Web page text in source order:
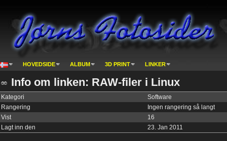
HOVEDSIDE ALBUM 3D PRINT LINKER
Info om linken: RAW-filer i Linux
Kategori
Software
Rangering
Ingen rangering så langt
Vist
16
Lagt inn den
23. Jan 2011